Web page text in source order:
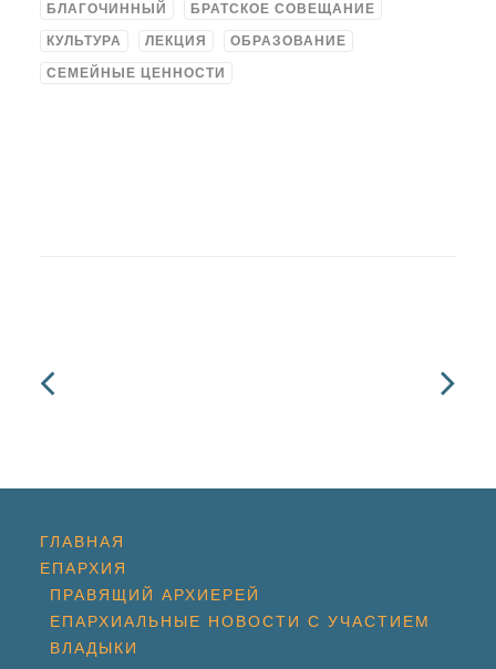
БЛАГОЧИННЫЙ БРАТСКОЕ СОВЕЩАНИЕ
КУЛЬТУРА ЛЕКЦИЯ ОБРАЗОВАНИЕ
СЕМЕЙНЫЕ ЦЕННОСТИ
ГЛАВНАЯ
ЕПАРХИЯ
ПРАВЯЩИЙ АРХИЕРЕЙ
ЕПАРХИАЛЬНЫЕ НОВОСТИ С УЧАСТИЕМ
ВЛАДЫКИ